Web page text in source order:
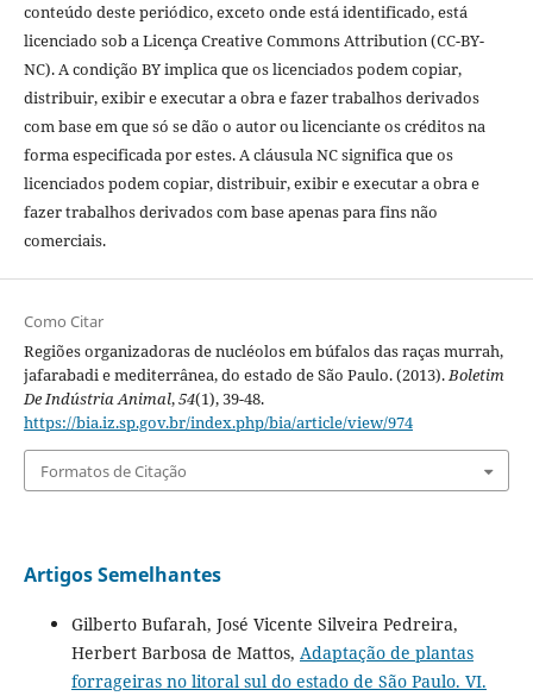
conteúdo deste periódico, exceto onde está identificado, está
licenciado sob a Licença Creative Commons Attribution (CC-BY-
NC). A condição BY implica que os licenciados podem copiar,
distribuir, exibir e executar a obra e fazer trabalhos derivados
com base em que só se dão o autor ou licenciante os créditos na
forma especificada por estes. A cláusula NC significa que os
licenciados podem copiar, distribuir, exibir e executar a obra e
fazer trabalhos derivados com base apenas para fins não
comerciais.
Como Citar
Regiões organizadoras de nucléolos em búfalos das raças murrah,
jafarabadi e mediterrânea, do estado de São Paulo. (2013).Boletim
De Indústria Animal,54(1), 39-48.
https://bia.iz.sp.gov.br/index.php/bia/article/view/974
Formatos de Citação
Artigos Semelhantes
Gilberto Bufarah, José Vicente Silveira Pedreira,
Herbert Barbosa de Mattos, Adaptação de plantas
forrageiras no litoral sul do estado de São Paulo. VI.